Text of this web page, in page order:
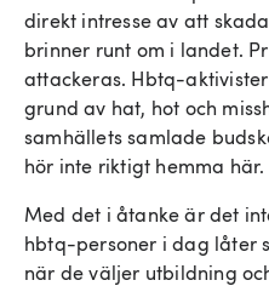
direkt intresse av att
brinner runt om i landet.
attackeras. Hbtq-
grund av hat, hot och
samhällets samlade
hör inte riktigt hemma här.
Med det i åtanke är det
hbtq-personer i dag låter
när de väljer utbildning